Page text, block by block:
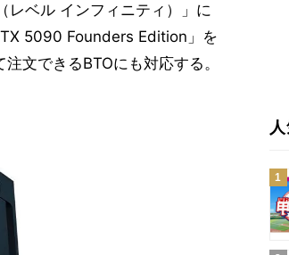
ベル インフィニティ）」に
5090 Founders Edition」を
文できるBTOにも対応する。